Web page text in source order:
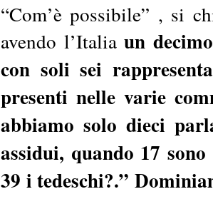
“Com’è possibile” , si
avendo l’Italiaun
con soli sei
presenti nelle varie
abbiamo solo dieci
assidui, quando 17
39 i tedeschi?.”